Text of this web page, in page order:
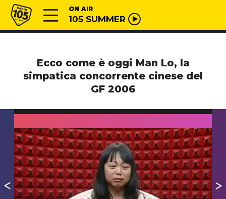
Vai al contenuto
Radio 105 ON AIR
105 SUMMER
Ecco come è oggi Man Lo, la
simpatica concorrente cinese del
GF 2006